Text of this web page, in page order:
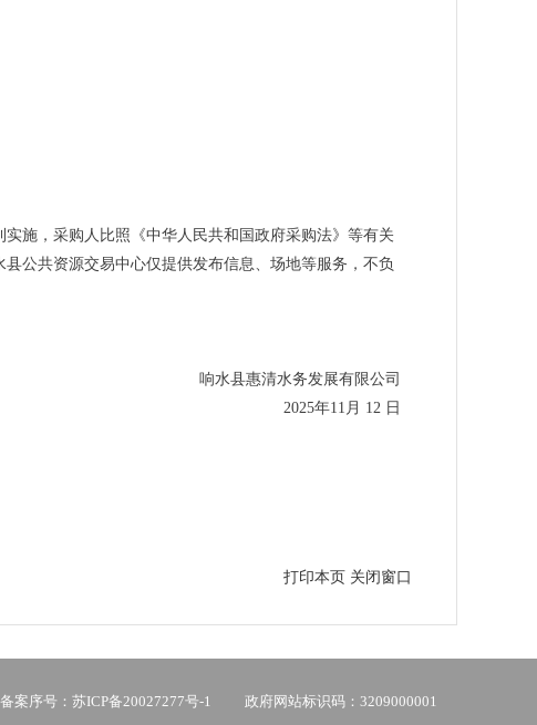
施，采购人比照《中华人民共和国政府采购法》等有关
公共资源交易中心仅提供发布信息、场地等服务，不负
响水县惠清水务发展有限公司
2025年11月 12 日
打印本页 关闭窗口
备案序号：苏ICP备20027277号-1 政府网站标识码：3209000001